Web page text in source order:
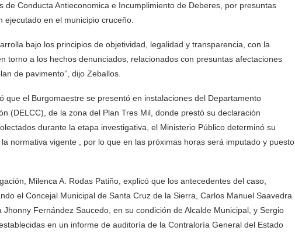
de Conducta Antieconomica e Incumplimiento de Deberes, por presuntas
en el municipio cruceño.
bajo los principios de objetividad, legalidad y transparencia, con la
torno a los hechos denunciados, relacionados con presuntas afectaciones
de pavimento”, dijo Zeballos.
que el Burgomaestre se presentó en instalaciones del Departamento
(DELCC), de la zona del Plan Tres Mil, donde prestó su declaración
durante la etapa investigativa, el Ministerio Público determinó su
normativa vigente , por lo que en las próximas horas será imputado y puesto
Milenca A. Rodas Patiño, explicó que los antecedentes del caso,
el Concejal Municipal de Santa Cruz de la Sierra, Carlos Manuel Saavedra
Fernández Saucedo, en su condición de Alcalde Municipal, y Sergio
en un informe de auditoría de la Contraloría General del Estado